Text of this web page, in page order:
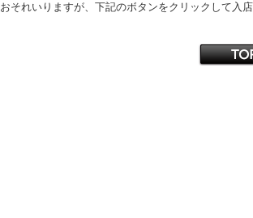
おそれいりますが、下記のボタンをクリックして入